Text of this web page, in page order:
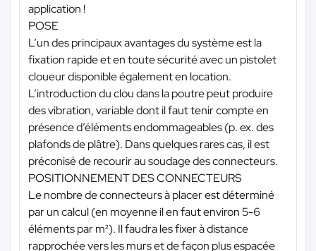
application !
POSE
L’un des principaux avantages du système est la
fixation rapide et en toute sécurité avec un pistolet
cloueur disponible également en location.
L’introduction du clou dans la poutre peut produire
des vibration, variable dont il faut tenir compte en
présence d’éléments endommageables (p. ex. des
plafonds de plâtre). Dans quelques rares cas, il est
préconisé de recourir au soudage des connecteurs.
POSITIONNEMENT DES CONNECTEURS
Le nombre de connecteurs à placer est déterminé
par un calcul (en moyenne il en faut environ 5-6
éléments par m²). Il faudra les fixer à distance
rapprochée vers les murs et de façon plus espacée